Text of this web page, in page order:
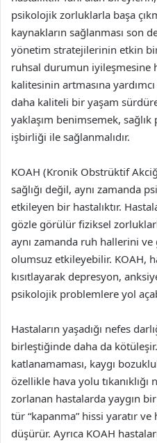
psikolojik zorluklarla başa
kaynakların sağlanması son
yönetim stratejilerinin etkin
ruhsal durumun iyileşmesine
kalitesinin artmasına
daha kaliteli bir yaşam
yaklaşım benimsemek,
işbirliği ile sağlanmalıdır.
KOAH (Kronik Obstrüktif
sağlığı değil, aynı zamanda
etkileyen bir hastalıktır.
gözle görülür fiziksel
aynı zamanda ruh hallerini
olumsuz etkileyebilir. KOAH,
kısıtlayarak depresyon,
psikolojik problemlere yol
Hastaların yaşadığı nefes
birleştiğinde daha da
katlanamaması, kaygı
özellikle hava yolu
zorlanan hastalarda yaygın
tür “kapanma” hissi yaratır
düşürür. Ayrıca KOAH